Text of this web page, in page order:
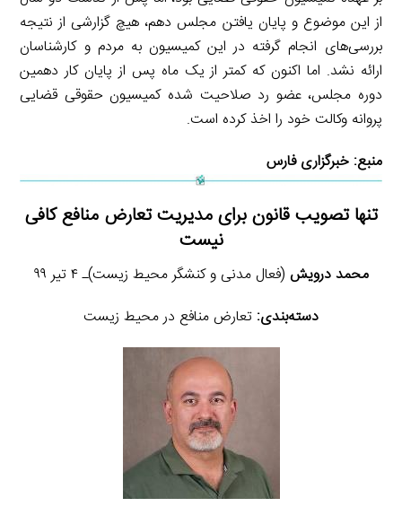
از این موضوع و پایان یافتن مجلس دهم، هیچ گزارشی از نتیجه
بررسی‌های انجام گرفته در این کمیسیون به مردم و کارشناسان
ارائه نشد. اما اکنون که کمتر از یک ماه پس از پایان کار دهمین
دوره مجلس، عضو رد صلاحیت شده کمیسیون حقوقی قضایی
پروانه وکالت خود را اخذ کرده است.
منبع: خبرگزاری فارس
تنها تصویب قانون برای مدیریت تعارض منافع کافی
نیست
محمد درویش (فعال مدنی و کنشگر محیط زیست)‏ـ ۴ تیر ۹۹
دسته‌بندی: تعارض منافع در محیط زیست